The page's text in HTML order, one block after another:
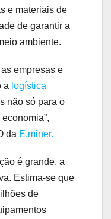
e materiais de
de garantir a
ambiente.
empresas e
a logística
não só para o
da E.miner.
é grande, a
Estima-se que
de